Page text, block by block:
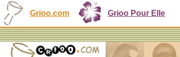
Grioo.com Grioo Pour Elle